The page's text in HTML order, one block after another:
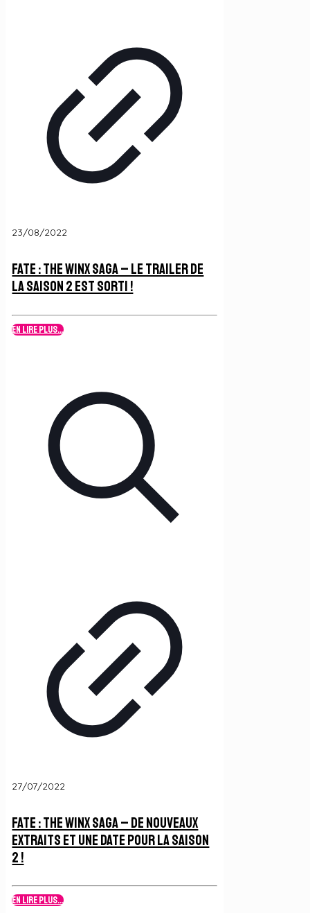
23/08/2022
Fate : The Winx Saga – Le Trailer de
la Saison 2 est sorti !
En lire plus...
27/07/2022
Fate : The Winx Saga – De nouveaux
extraits et une date pour la Saison
2 !
En lire plus...